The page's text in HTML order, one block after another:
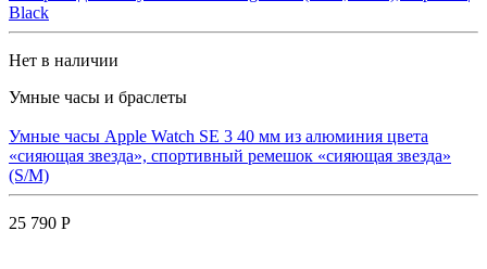
Black
Нет в наличии
Умные часы и браслеты
Умные часы Apple Watch SE 3 40 мм из алюминия цвета
«сияющая звезда», спортивный ремешок «сияющая звезда»
(S/M)
25 790 Р